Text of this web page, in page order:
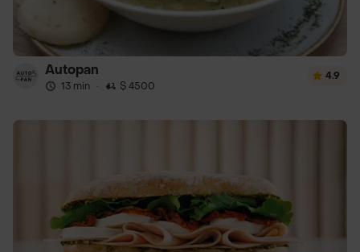
Autopan
13 min · $ 4500
4.9